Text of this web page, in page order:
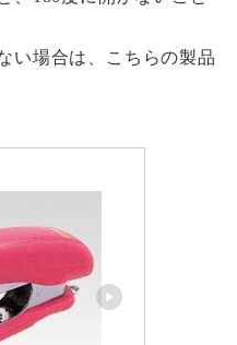
い場合は、こちらの製品